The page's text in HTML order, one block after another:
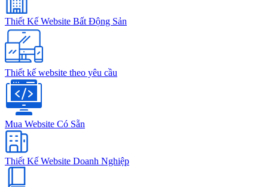
Thiết Kế Website Bất Động Sản
Thiết kế website theo yêu cầu
Mua Website Có Sẵn
Thiết Kế Website Doanh Nghiệp